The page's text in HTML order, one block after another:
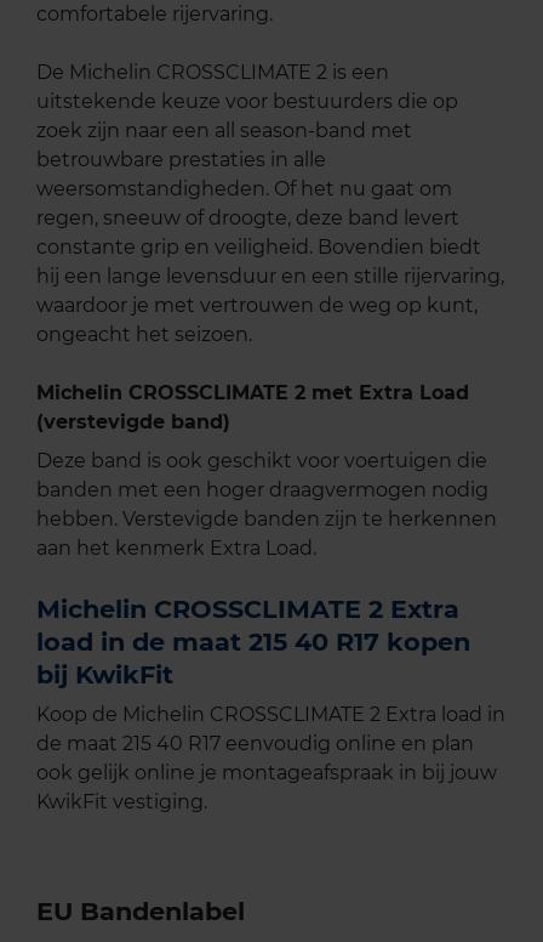
comfortabele rijervaring.
De Michelin CROSSCLIMATE 2 is een
uitstekende keuze voor bestuurders die op
zoek zijn naar een all season-band met
betrouwbare prestaties in alle
weersomstandigheden. Of het nu gaat om
regen, sneeuw of droogte, deze band levert
constante grip en veiligheid. Bovendien biedt
hij een lange levensduur en een stille rijervaring,
waardoor je met vertrouwen de weg op kunt,
ongeacht het seizoen.
Michelin CROSSCLIMATE 2 met Extra Load
(verstevigde band)
Deze band is ook geschikt voor voertuigen die
banden met een hoger draagvermogen nodig
hebben. Verstevigde banden zijn te herkennen
aan het kenmerk Extra Load.
Michelin CROSSCLIMATE 2 Extra
load in de maat 215 40 R17 kopen
bij KwikFit
Koop de Michelin CROSSCLIMATE 2 Extra load in
de maat 215 40 R17 eenvoudig online en plan
ook gelijk online je montageafspraak in bij jouw
KwikFit vestiging.
EU Bandenlabel